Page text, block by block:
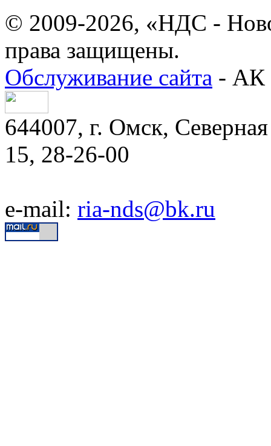
© 2009-2026, «НДС -
права защищены.
Обслуживание сайта - АК
644007, г. Омск,
15, 28-26-00
e-mail: ria-nds@bk.ru